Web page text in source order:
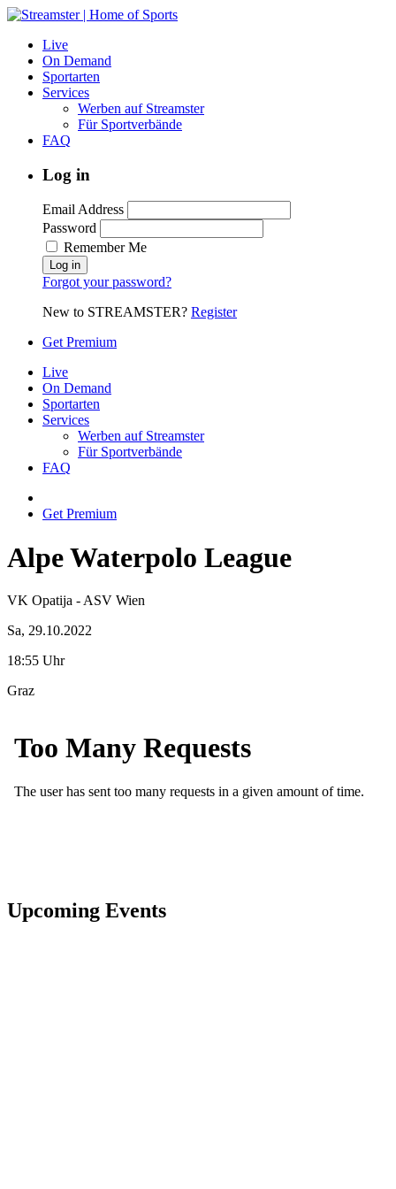
Live
On Demand
Sportarten
Services
Werben auf Streamster
Für Sportverbände
FAQ
Log in
Email Address
Password
Remember Me
Forgot your password?
New to STREAMSTER? Register
Get Premium
Live
On Demand
Sportarten
Services
Werben auf Streamster
Für Sportverbände
FAQ
Get Premium
Alpe Waterpolo League
VK Opatija - ASV Wien
Sa, 29.10.2022
18:55 Uhr
Graz
Upcoming Events